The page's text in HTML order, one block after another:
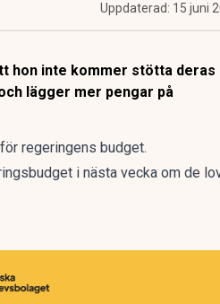
Uppdaterad: 15 juni
hon inte kommer stötta deras
lägger mer pengar på
regeringens budget.
i nästa vecka om de